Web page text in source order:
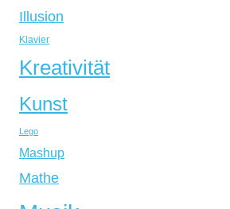
Illusion
Klavier
Kreativität
Kunst
Lego
Mashup
Mathe